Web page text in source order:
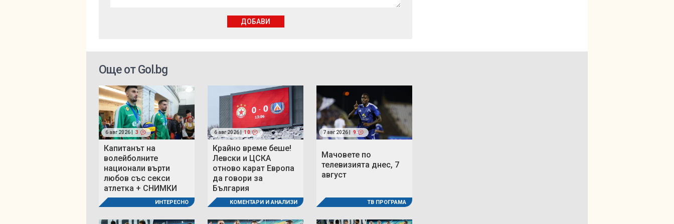
ДОБАВИ
Още от Gol.bg
6 авг 2026 | 3
Капитанът на
волейболните
национали върти
любов със секси
атлетка + СНИМКИ
ИНТЕРЕСНО
6 авг 2026 | 10
Крайно време беше!
Левски и ЦСКА
отново карат Европа
да говори за
България
КОМЕНТАРИ И АНАЛИЗИ
7 авг 2026 | 9
Мачовете по
телевизията днес, 7
август
ТВ ПРОГРАМА